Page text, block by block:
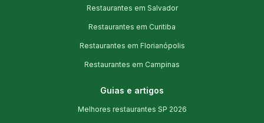
Restaurantes em Salvador
Restaurantes em Curitiba
Restaurantes em Florianópolis
Restaurantes em Campinas
Guias e artigos
Melhores restaurantes SP 2026